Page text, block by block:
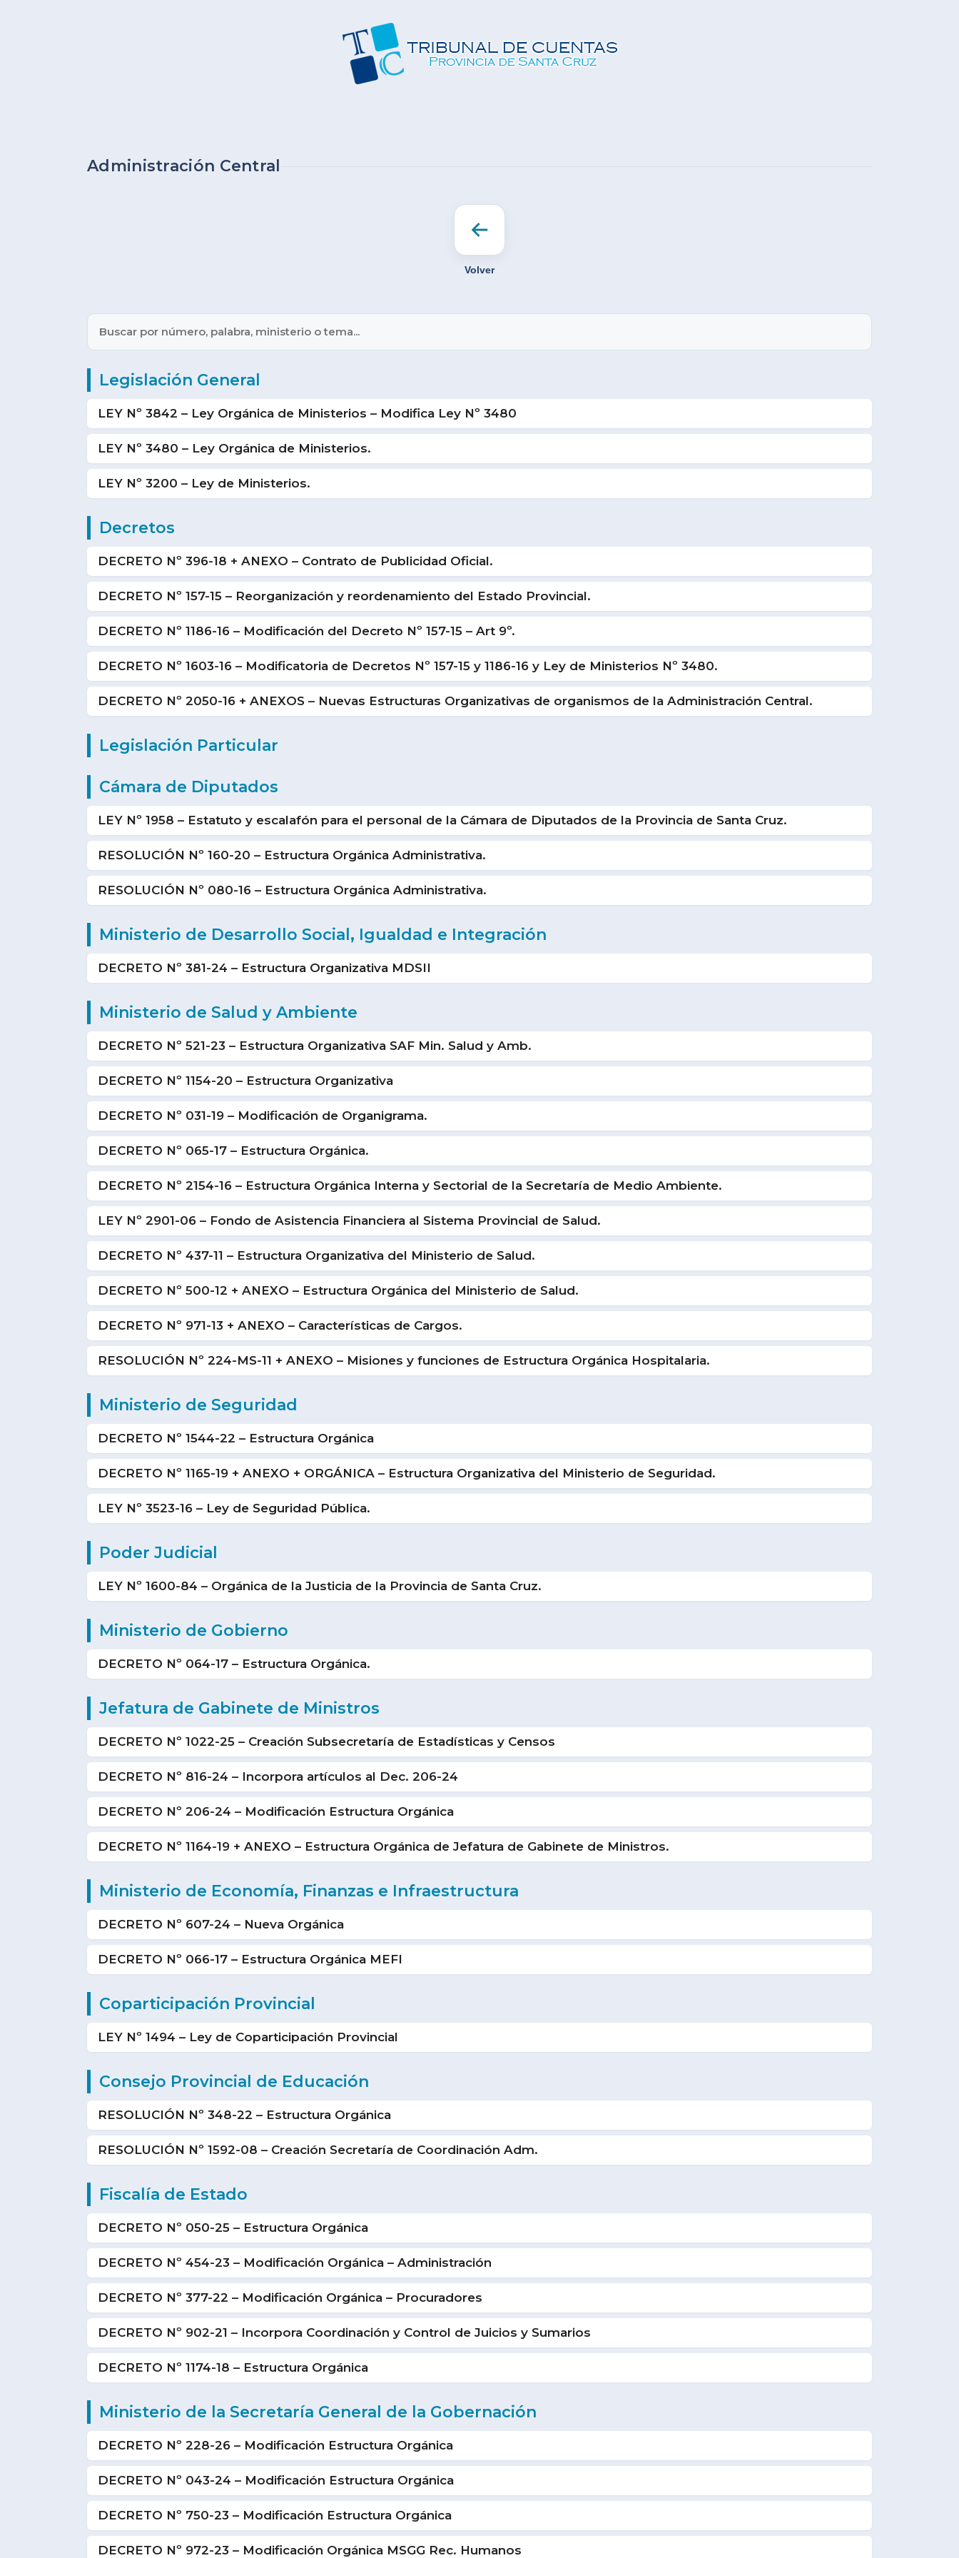
Administración Central
Volver
Legislación General
LEY Nº 3842 – Ley Orgánica de Ministerios – Modifica Ley Nº 3480
LEY Nº 3480 – Ley Orgánica de Ministerios.
LEY Nº 3200 – Ley de Ministerios.
Decretos
DECRETO Nº 396-18 + ANEXO – Contrato de Publicidad Oficial.
DECRETO Nº 157-15 – Reorganización y reordenamiento del Estado Provincial.
DECRETO Nº 1186-16 – Modificación del Decreto Nº 157-15 – Art 9º.
DECRETO Nº 1603-16 – Modificatoria de Decretos Nº 157-15 y 1186-16 y Ley de Ministerios Nº 3480.
DECRETO Nº 2050-16 + ANEXOS – Nuevas Estructuras Organizativas de organismos de la Administración Central.
Legislación Particular
Cámara de Diputados
LEY Nº 1958 – Estatuto y escalafón para el personal de la Cámara de Diputados de la Provincia de Santa Cruz.
RESOLUCIÓN Nº 160-20 – Estructura Orgánica Administrativa.
RESOLUCIÓN Nº 080-16 – Estructura Orgánica Administrativa.
Ministerio de Desarrollo Social, Igualdad e Integración
DECRETO Nº 381-24 – Estructura Organizativa MDSII
Ministerio de Salud y Ambiente
DECRETO Nº 521-23 – Estructura Organizativa SAF Min. Salud y Amb.
DECRETO Nº 1154-20 – Estructura Organizativa
DECRETO Nº 031-19 – Modificación de Organigrama.
DECRETO Nº 065-17 – Estructura Orgánica.
DECRETO Nº 2154-16 – Estructura Orgánica Interna y Sectorial de la Secretaría de Medio Ambiente.
LEY Nº 2901-06 – Fondo de Asistencia Financiera al Sistema Provincial de Salud.
DECRETO Nº 437-11 – Estructura Organizativa del Ministerio de Salud.
DECRETO Nº 500-12 + ANEXO – Estructura Orgánica del Ministerio de Salud.
DECRETO Nº 971-13 + ANEXO – Características de Cargos.
RESOLUCIÓN Nº 224-MS-11 + ANEXO – Misiones y funciones de Estructura Orgánica Hospitalaria.
Ministerio de Seguridad
DECRETO Nº 1544-22 – Estructura Orgánica
DECRETO Nº 1165-19 + ANEXO + ORGÁNICA – Estructura Organizativa del Ministerio de Seguridad.
LEY Nº 3523-16 – Ley de Seguridad Pública.
Poder Judicial
LEY Nº 1600-84 – Orgánica de la Justicia de la Provincia de Santa Cruz.
Ministerio de Gobierno
DECRETO Nº 064-17 – Estructura Orgánica.
Jefatura de Gabinete de Ministros
DECRETO Nº 1022-25 – Creación Subsecretaría de Estadísticas y Censos
DECRETO Nº 816-24 – Incorpora artículos al Dec. 206-24
DECRETO Nº 206-24 – Modificación Estructura Orgánica
DECRETO Nº 1164-19 + ANEXO – Estructura Orgánica de Jefatura de Gabinete de Ministros.
Ministerio de Economía, Finanzas e Infraestructura
DECRETO Nº 607-24 – Nueva Orgánica
DECRETO Nº 066-17 – Estructura Orgánica MEFI
Coparticipación Provincial
LEY Nº 1494 – Ley de Coparticipación Provincial
Consejo Provincial de Educación
RESOLUCIÓN Nº 348-22 – Estructura Orgánica
RESOLUCIÓN Nº 1592-08 – Creación Secretaría de Coordinación Adm.
Fiscalía de Estado
DECRETO Nº 050-25 – Estructura Orgánica
DECRETO Nº 454-23 – Modificación Orgánica – Administración
DECRETO Nº 377-22 – Modificación Orgánica – Procuradores
DECRETO Nº 902-21 – Incorpora Coordinación y Control de Juicios y Sumarios
DECRETO Nº 1174-18 – Estructura Orgánica
Ministerio de la Secretaría General de la Gobernación
DECRETO Nº 228-26 – Modificación Estructura Orgánica
DECRETO Nº 043-24 – Modificación Estructura Orgánica
DECRETO Nº 750-23 – Modificación Estructura Orgánica
DECRETO Nº 972-23 – Modificación Orgánica MSGG Rec. Humanos